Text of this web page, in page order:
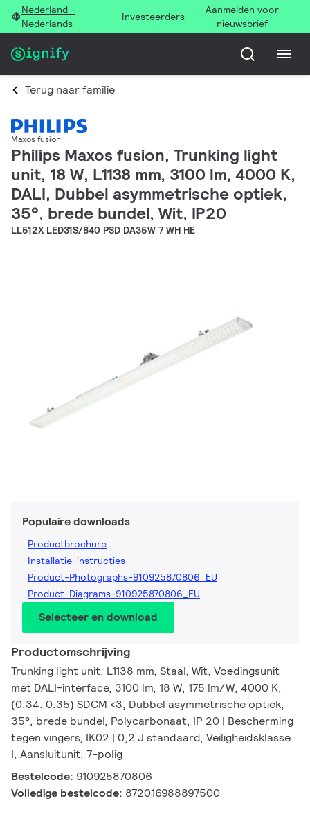
Nederland -
Nederlands
Investeerders
Aanmelden voor
nieuwsbrief
Terug naar familie
Maxos fusion
Philips Maxos fusion, Trunking light
unit, 18 W, L1138 mm, 3100 lm, 4000 K,
DALI, Dubbel asymmetrische optiek,
35°, brede bundel, Wit, IP20
LL512X LED31S/840 PSD DA35W 7 WH HE
Populaire downloads
Productbrochure
Installatie-instructies
Product-Photographs-910925870806_EU
Product-Diagrams-910925870806_EU
Selecteer en download
Productomschrijving
Trunking light unit, L1138 mm, Staal, Wit, Voedingsunit
met DALI-interface, 3100 lm, 18 W, 175 lm/W, 4000 K,
(0.34. 0.35) SDCM <3, Dubbel asymmetrische optiek,
35°, brede bundel, Polycarbonaat, IP 20 | Bescherming
tegen vingers, IK02 | 0,2 J standaard, Veiligheidsklasse
I, Aansluitunit, 7-polig
Bestelcode: 910925870806
Volledige bestelcode: 872016988897500